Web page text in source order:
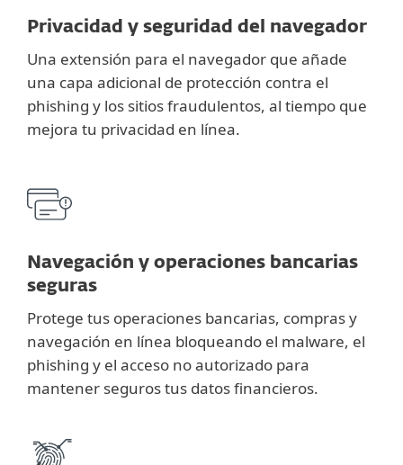
Privacidad y seguridad del navegador
Una extensión para el navegador que añade
una capa adicional de protección contra el
phishing y los sitios fraudulentos, al tiempo que
mejora tu privacidad en línea.
Navegación y operaciones bancarias
seguras
Protege tus operaciones bancarias, compras y
navegación en línea bloqueando el malware, el
phishing y el acceso no autorizado para
mantener seguros tus datos financieros.